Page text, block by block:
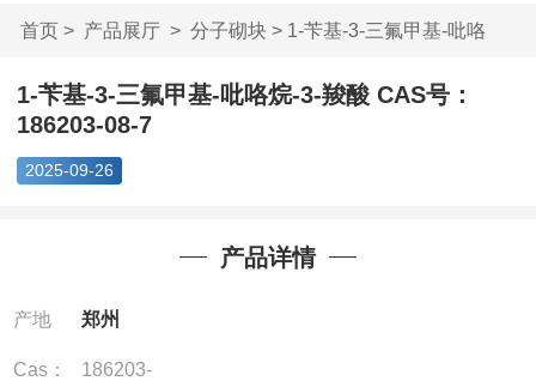
首页> 产品展厅> 分子砌块> 1-苄基-3-三氟甲基-吡咯
烷-3-...
1-苄基-3-三氟甲基-吡咯烷-3-羧酸 CAS号：
186203-08-7
2025-09-26
产品详情
产地 郑州
Cas：
186203-